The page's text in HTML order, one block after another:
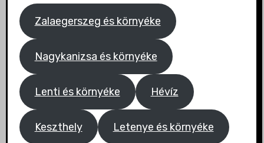
Zalaegerszeg és környéke
Nagykanizsa és környéke
Lenti és környéke Hévíz
Keszthely Letenye és környéke